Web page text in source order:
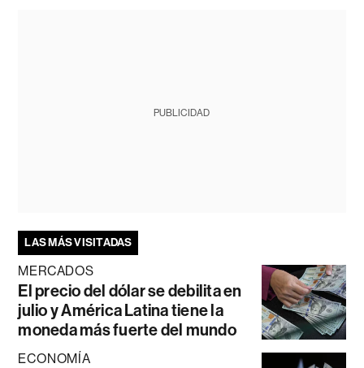
PUBLICIDAD
LAS MÁS VISITADAS
MERCADOS
El precio del dólar se debilita en
julio y América Latina tiene la
moneda más fuerte del mundo
ECONOMÍA